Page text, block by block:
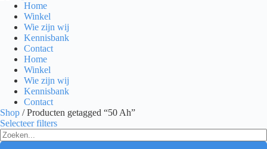
Home
Winkel
Wie zijn wij
Kennisbank
Contact
Home
Winkel
Wie zijn wij
Kennisbank
Contact
Shop / Producten getagged “50 Ah”
Selecteer filters
Search
...